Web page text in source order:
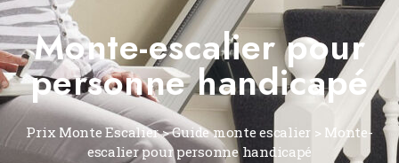
Monte-escalier pour
personne handicapé
Prix Monte Escalier>Guide monte escalier > Monte-
escalier pour personne handicapé